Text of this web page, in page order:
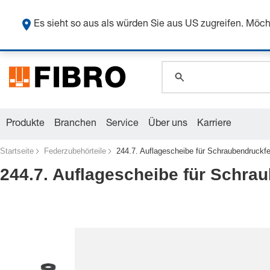
Produkte Branchen Service Über uns Karriere
Startseite Federzubehörteile 244.7. Auflagescheibe für
244.7. Auflagescheibe für
Es sieht so aus als würden Sie aus US zugreifen.